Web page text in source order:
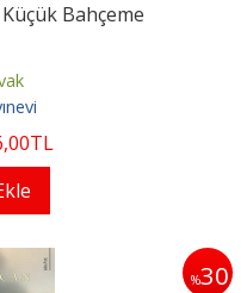
Bahçeme
,00TL
%30